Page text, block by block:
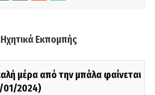
Εκπομπής
μέρα από την μπάλα φαίνεται
01/2024)